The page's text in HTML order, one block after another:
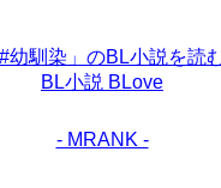
#幼馴染」のBL小説を読
BL小説 BLove
- MRANK -